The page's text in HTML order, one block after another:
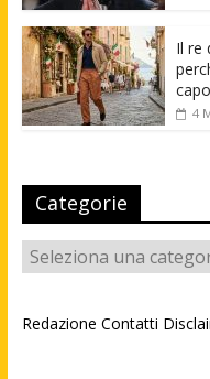
Il re
4
Categorie
Categorie
Redazione Contatti